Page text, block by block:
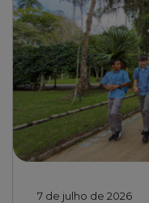
7 de julho de 2026